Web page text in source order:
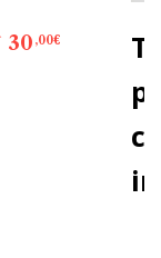
Le prix initial
30 ,00€ Le prix